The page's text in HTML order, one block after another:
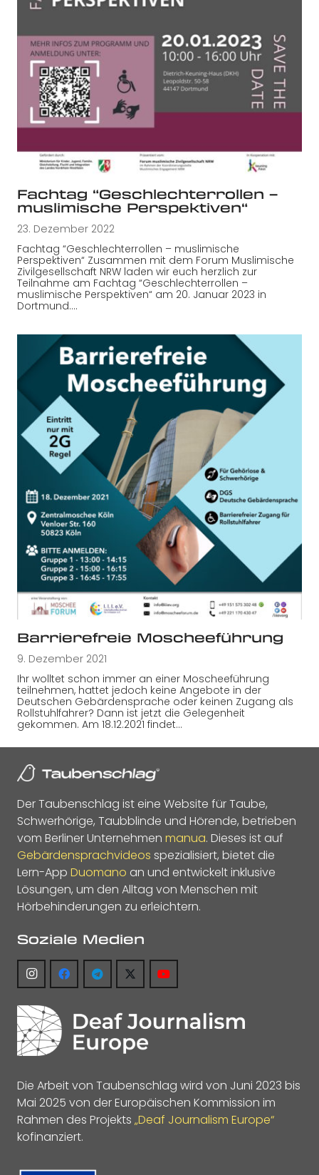
Fachtag “Geschlechterrollen –
muslimische Perspektiven“
23. Dezember 2022
Fachtag “Geschlechterrollen – muslimische
Perspektiven“ Zusammen mit dem Forum Muslimische
Zivilgesellschaft NRW laden wir euch herzlich zur
Teilnahme am Fachtag “Geschlechterrollen –
muslimische Perspektiven“ am 20. Januar 2023 in
Dortmund.…
Barrierefreie Moscheeführung
9. Dezember 2021
Ihr wolltet schon immer an einer Moscheeführung
teilnehmen, hattet jedoch keine Angebote in der
Deutschen Gebärdensprache oder keinen Zugang als
Rollstuhlfahrer? Dann ist jetzt die Gelegenheit
gekommen. Am 18.12.2021 findet…
Der Taubenschlag ist eine Website für Taube,
Schwerhörige, Taubblinde und Hörende, betrieben
vom Berliner Unternehmen manua. Dieses ist auf
Gebärdensprachvideos spezialisiert, bietet die
Lern-App Duomano an und entwickelt inklusive
Lösungen, um den Alltag von Menschen mit
Hörbehinderungen zu erleichtern.
Soziale Medien
Die Arbeit von Taubenschlag wird von Juni 2023 bis
Mai 2025 von der Europäischen Kommission im
Rahmen des Projekts „Deaf Journalism Europe“
kofinanziert.